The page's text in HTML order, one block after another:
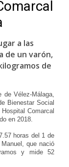
a las
de un varón,
de
de Vélez-Málaga,
Bienestar Social
Comarcal
en 2018.
horas del 1 de
que nació
y mide 52